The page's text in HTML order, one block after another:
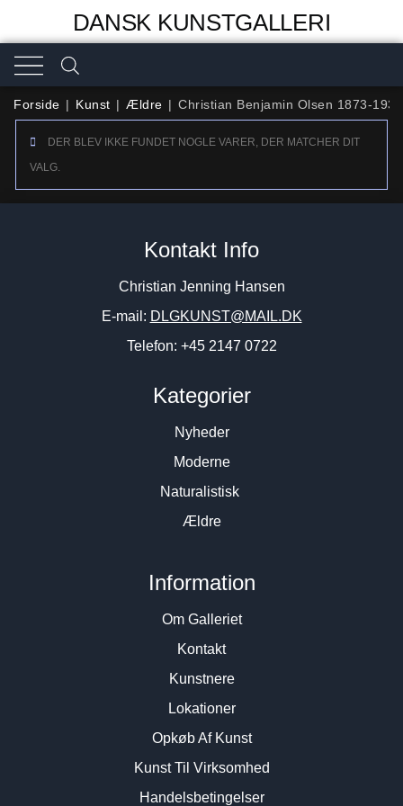
DANSK KUNSTGALLERI
Forside | Kunst | Ældre | Christian Benjamin Olsen 1873-1935
DER BLEV IKKE FUNDET NOGLE VARER, DER MATCHER DIT
VALG.
Kontakt Info
Christian Jenning Hansen
E-mail: DLGKUNST@MAIL.DK
Telefon: +45 2147 0722
Kategorier
Nyheder
Moderne
Naturalistisk
Ældre
Information
Om Galleriet
Kontakt
Kunstnere
Lokationer
Opkøb Af Kunst
Kunst Til Virksomhed
Handelsbetingelser